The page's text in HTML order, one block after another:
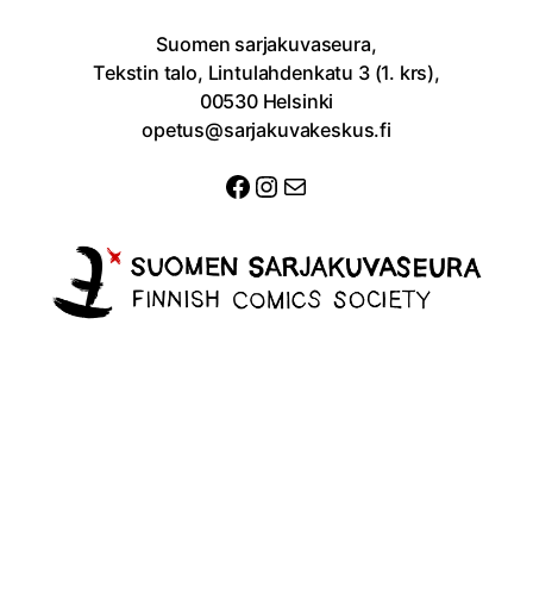
Suomen sarjakuvaseura,
Tekstin talo, Lintulahdenkatu 3 (1. krs),
00530 Helsinki
opetus@sarjakuvakeskus.fi
Facebook
Instagram
Sähköposti